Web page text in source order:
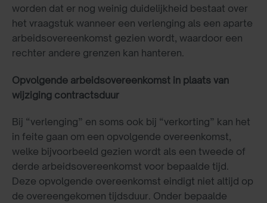
worden dat er nog weinig duidelijkheid bestaat over
het vraagstuk wanneer een verlenging als een aparte
arbeidsovereenkomst gezien wordt, waardoor een
rechter andere grenzen kan hanteren.
Opvolgende arbeidsovereenkomst in plaats van
wijziging contractsduur
Bij “verlenging” en soms ook bij “verkorting” kan het
in feite gaan om een opvolgende overeenkomst,
welke bijvoorbeeld gezien wordt als een tweede of
derde arbeidsovereenkomst voor bepaalde tijd.
Deze opvolgende overeenkomst eindigt niet altijd op
de overeengekomen tijdsduur. Onder bepaalde